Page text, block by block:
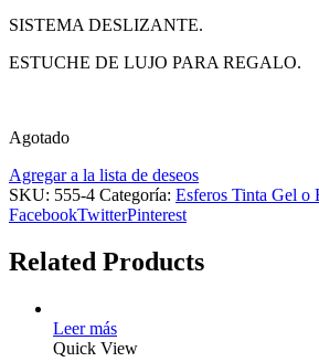
SISTEMA DESLIZANTE.
ESTUCHE DE LUJO PARA REGALO.
Agotado
Agregar a la lista de deseos
SKU: 555-4 Categoría: Esferos Tinta Gel o
FacebookTwitterPinterest
Related Products
Leer más
Quick View